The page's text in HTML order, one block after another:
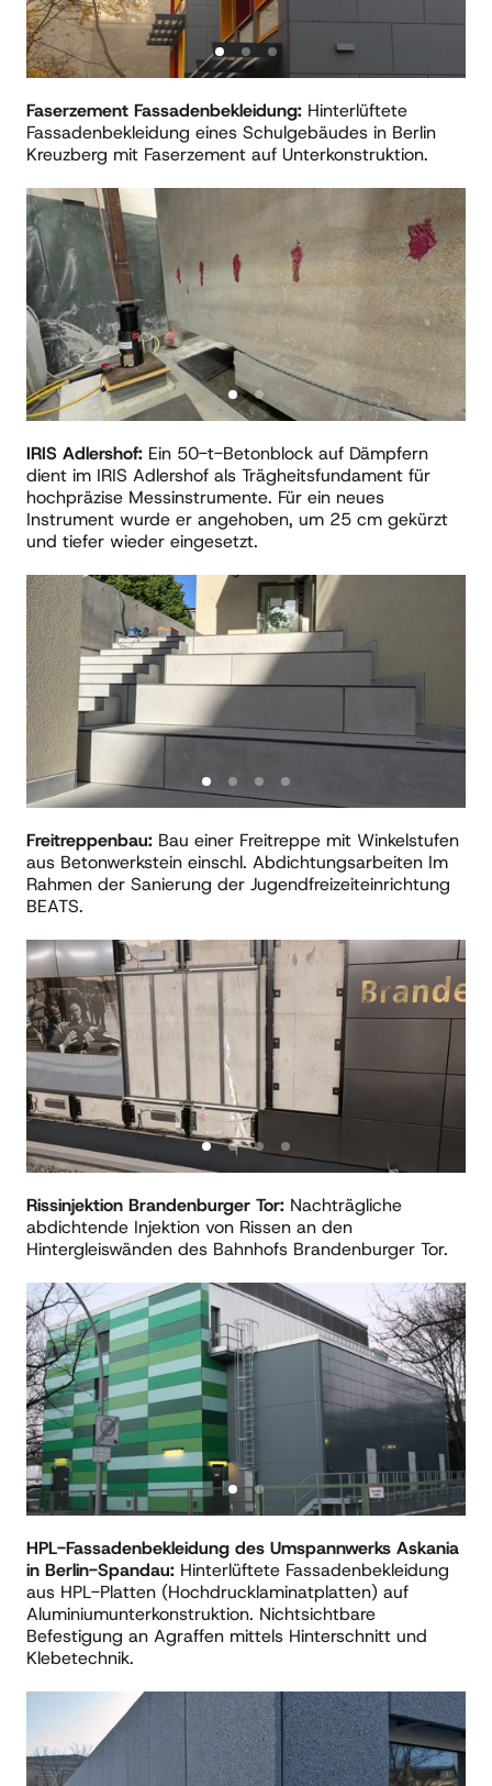
Faserzement Fassadenbekleidung: Hinterlüftete
Fassadenbekleidung eines Schulgebäudes in Berlin
Kreuzberg mit Faserzement auf Unterkonstruktion.
Slide 1 of 2
IRIS Adlershof: Ein 50-t-Betonblock auf Dämpfern
dient im IRIS Adlershof als Trägheitsfundament für
hochpräzise Messinstrumente. Für ein neues
Instrument wurde er angehoben, um 25 cm gekürzt
und tiefer wieder eingesetzt.
Slide 1 of 4
Freitreppenbau: Bau einer Freitreppe mit Winkelstufen
aus Betonwerkstein einschl. Abdichtungsarbeiten Im
Rahmen der Sanierung der Jugendfreizeiteinrichtung
BEATS.
Slide 1 of 4
Rissinjektion Brandenburger Tor: Nachträgliche
abdichtende Injektion von Rissen an den
Hintergleiswänden des Bahnhofs Brandenburger Tor.
Slide 1 of 2
HPL-Fassadenbekleidung des Umspannwerks Askania
in Berlin-Spandau: Hinterlüftete Fassadenbekleidung
aus HPL-Platten (Hochdrucklaminatplatten) auf
Aluminiumunterkonstruktion. Nichtsichtbare
Befestigung an Agraffen mittels Hinterschnitt und
Klebetechnik.